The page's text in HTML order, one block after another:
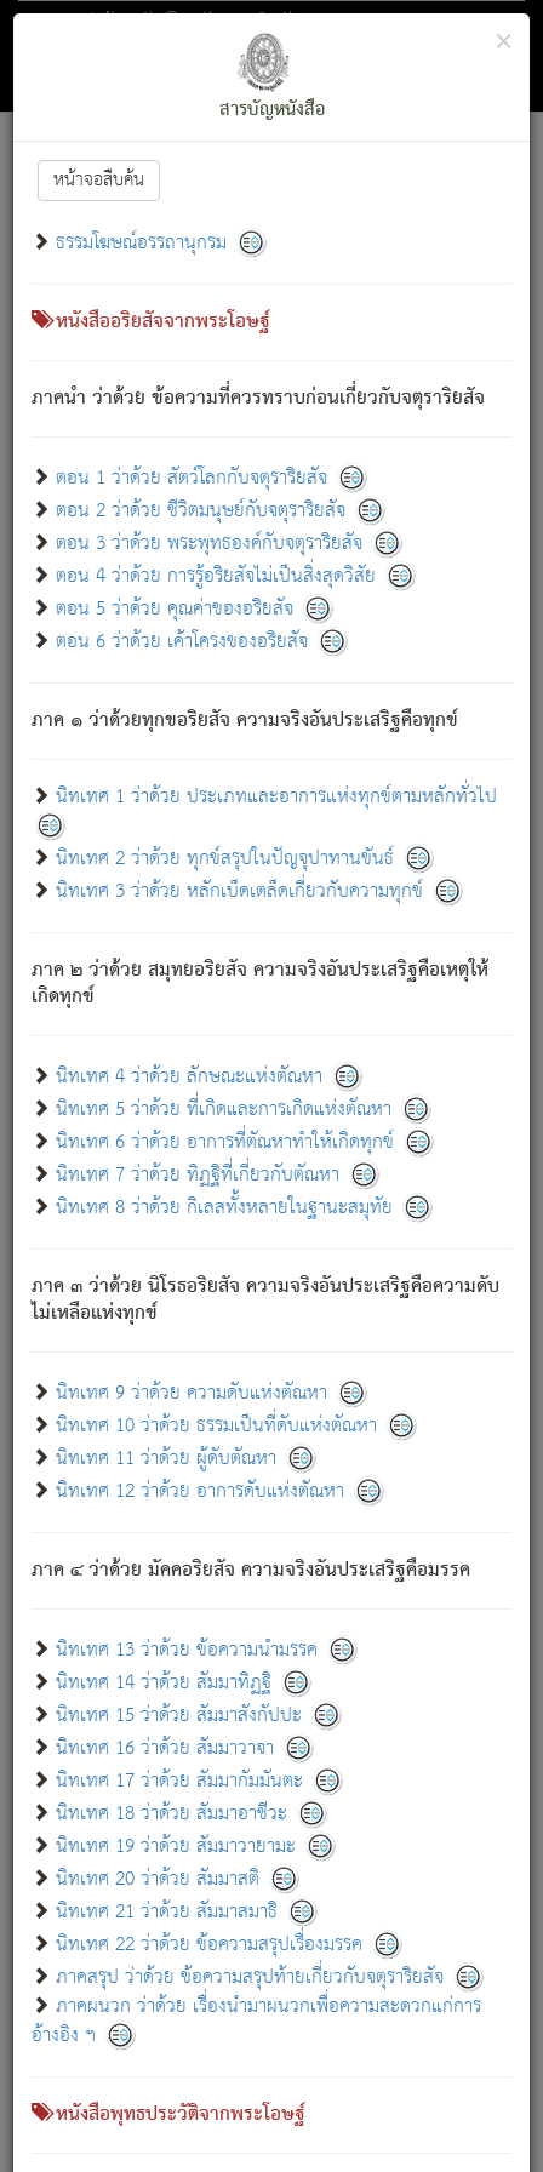
ตอน 1 ว่าด้วย สัตว์โลกกับจตุราริยสัจ
สารบัญ×
สารบัญหนังสือ
หน้าจอสืบค้น
ธรรมโฆษณ์อรรถานุกรม
หนังสืออริยสัจจากพระโอษฐ์
ภาคนำ ว่าด้วย ข้อความที่ควรทราบก่อนเกี่ยวกับจตุราริยสัจ
ตอน 1 ว่าด้วย สัตว์โลกกับจตุราริยสัจ
ตอน 2 ว่าด้วย ชีวิตมนุษย์กับจตุราริยสัจ
ตอน 3 ว่าด้วย พระพุทธองค์กับจตุราริยสัจ
ตอน 4 ว่าด้วย การรู้อริยสัจไม่เป็นสิ่งสุดวิสัย
ตอน 5 ว่าด้วย คุณค่าของอริยสัจ
ตอน 6 ว่าด้วย เค้าโครงของอริยสัจ
ภาค ๑ ว่าด้วยทุกขอริยสัจ ความจริงอันประเสริฐคือทุกข์
นิทเทศ 1 ว่าด้วย ประเภทและอาการแห่งทุกข์ตามหลักทั่วไป
นิทเทศ 2 ว่าด้วย ทุกข์สรุปในปัญจุปาทานขันธ์
นิทเทศ 3 ว่าด้วย หลักเบ็ดเตล็ดเกี่ยวกับความทุกข์
ภาค ๒ ว่าด้วย สมุทยอริยสัจ ความจริงอันประเสริฐคือเหตุให้
เกิดทุกข์
นิทเทศ 4 ว่าด้วย ลักษณะแห่งตัณหา
นิทเทศ 5 ว่าด้วย ที่เกิดและการเกิดแห่งตัณหา
นิทเทศ 6 ว่าด้วย อาการที่ตัณหาทำให้เกิดทุกข์
นิทเทศ 7 ว่าด้วย ทิฏฐิที่เกี่ยวกับตัณหา
นิทเทศ 8 ว่าด้วย กิเลสทั้งหลายในฐานะสมุทัย
ภาค ๓ ว่าด้วย นิโรธอริยสัจ ความจริงอันประเสริฐคือความดับ
ไม่เหลือแห่งทุกข์
นิทเทศ 9 ว่าด้วย ความดับแห่งตัณหา
นิทเทศ 10 ว่าด้วย ธรรมเป็นที่ดับแห่งตัณหา
นิทเทศ 11 ว่าด้วย ผู้ดับตัณหา
นิทเทศ 12 ว่าด้วย อาการดับแห่งตัณหา
ภาค ๔ ว่าด้วย มัคคอริยสัจ ความจริงอันประเสริฐคือมรรค
นิทเทศ 13 ว่าด้วย ข้อความนำมรรค
นิทเทศ 14 ว่าด้วย สัมมาทิฏฐิ
นิทเทศ 15 ว่าด้วย สัมมาสังกัปปะ
นิทเทศ 16 ว่าด้วย สัมมาวาจา
นิทเทศ 17 ว่าด้วย สัมมากัมมันตะ
นิทเทศ 18 ว่าด้วย สัมมาอาชีวะ
นิทเทศ 19 ว่าด้วย สัมมาวายามะ
นิทเทศ 20 ว่าด้วย สัมมาสติ
นิทเทศ 21 ว่าด้วย สัมมาสมาธิ
นิทเทศ 22 ว่าด้วย ข้อความสรุปเรื่องมรรค
ภาคสรุป ว่าด้วย ข้อความสรุปท้ายเกี่ยวกับจตุราริยสัจ
ภาคผนวก ว่าด้วย เรื่องนำมาผนวกเพื่อความสะดวกแก่การ
อ้างอิง ฯ
หนังสือพุทธประวัติจากพระโอษฐ์
Font :15 ]||
สัตว์โลกนี้ เกิดความเดือดร้อนแล้ว มีผัสสะบังหน้า
เขาสำคัญสิ่งใด โดยความเป็นประการใด แต่สิ่งนั้นย่อมเป็น
(ตามที่เป็นจริง) โดยประการอื่นจากที่เขาสำคัญนั้น
สัตว์โลกติดข้องอยู่ในภพ ถูกภพบังหน้าแล้ว มีภพโดยความ
เป็นอย่างอื่น (จากที่มันเป็นอยู่จริง) จึงได้เพลิดเพลินยิ่งนักในภพ
เขาเพลิดเพลินยิ่งนักในสิ่งใด สิ่งนั้นเป็นภัย (ที่เขาไม่รู้จัก)
เขากลัวต่อสิ่งใดสิ่งนั้นเป็นทุกข์
พรหมจรรย์นี้ อันบุคคลย่อมประพฤติ ก็เพื่อการละขาดซึ่ง
ภพ.
สมณะหรือพราหมณ์เหล่าใด กล่าวความหลุดพ้นจากภพว่า
มีได้เพราะภพ เรากล่าวว่า สมณะหรือพราหมณ์ทั้งปวงนั้น
มิใช่ผู้หลดพ้นจากภพ.
ภพ ว่ามีได้เพราะวิภพ[2]: เรากล่าวว่า สมณะหรือพราหมณ์ทั้ง
ปวงนั้น ก็ยังสลัดภพออกไปไม่ได้.
ก็ทุกข์นี้มีขึ้น เพราะอาศัยซึ่งอุปธิทั้งปวง.
เพราะความสิ้นไปแห่งอุปาทานทั้งปวง ความเกิดขึ้นแห่ง
ทุกข์จึงไม่มี.
ท่านจงดูโลกนี้เถิด (จะเห็นว่า) สัตว์ทั้งหลายอันอวิชาหนา
แน่นบังหนาแล้ว; และว่า สัตว์ผู้ยินดีในภพอันเป็นแล้วนั้น ย่อม
อันเป็นไปในที่หรือเวลาทั้งปวง[3]เพื่อความมีแห่งประโยชน์โดย
ประการทั้งปวง; ภพทั้งหลายทั้งหมดนั้น ไม่เที่ยง เป็นทุกข์ มี
ความแปรปรวนเป็นธรรมดา.
อย่างนี้อยู่; เขาย่อมละภวตัณหาได้ และไม่เพลิดเพลินวิภวตัณหา
ด้วย.
ความดับเพราะความสำรอกไม่เหลือ (แห่งภพทั้งหลาย)
เพราะความสิ้นไปแห่งตัณหาโดยประการทั้งปวง นั้นคือ
นิพพาน.
ภพใหม่ย่อมไม่มีแก่ภิกษุนั้น ผู้ดับเย็นสนิทแล้ว เพราะไม่มี
ภิกษุนั้น เป็นผู้ครอบงำมารได้แล้ว ชนะสงครามแล้ว ก้าวล่วง
ภพทั้งหลายทั้งปวงได้แล้ว เป็นผู้คงที่ (คือไม่เปลี่ยนแปลงอีกต่อ
- อุ.ขุ. ๒๕/๑๒๑/๘๔.
(ข้อความนี้ เป็นพระพุทธอุทานที่ทรงเปล่งออก ที่โคนต้นโพธิ์
เป็นที่ตรัสรู้ เมื่อตรัสรู้แล้วได้ 7 วัน)
เกี่ยวกับธรรมโฆษณ์ออนไลน์ (Disclaimer)
แม้ระบบ "ธรรมโฆษณ์ออนไลน์" พยายามปรับปรุงข้อมูลให้ถูกต้องมากที่สุด
ผู้ศึกษาก็พึงตรวจสอบกับตัวเล่มหนังสือต้นฉบับ ที่มีการพิมพ์ครั้งล่าสุด
ก่อนนำข้อมูลไปใช้ในการอ้างอิง"
เกี่ยวกับอัตถจารี|เกี่ยวกับการพัฒนา|แจ้งข้อผิดพลาด / แนะนำ
หนังสือที่เกี่ยวข้อง